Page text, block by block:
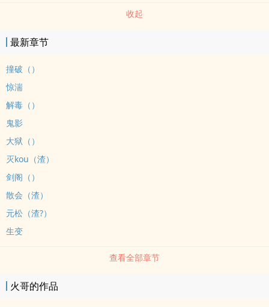
收起
最新章节
撞破（）
惊湍
解毒（）
鬼影
大狱（）
灭kou（渣）
剑阁（）
散会（渣）
元松（渣?）
生变
查看全部章节
火哥的作品